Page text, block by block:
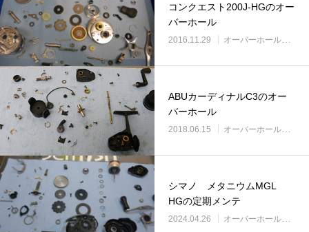
コンクエスト200J-HGのオー
バーホール
2016.11.29 オーバーホール実例
ABUカーディナルC3のオー
バーホール
2018.06.15 オーバーホール実例
シマノ メタニウムMGL
HGの定期メンテ
2024.04.26 オーバーホール実例